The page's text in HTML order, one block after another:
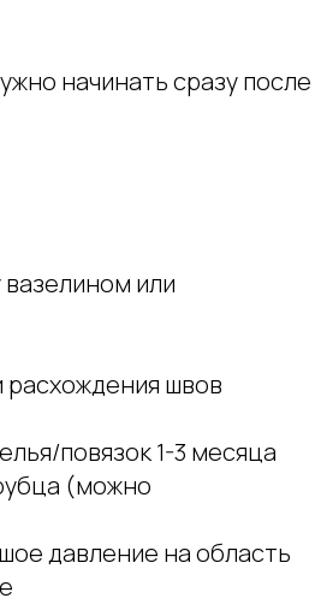
начинать сразу после
или
расхождения швов
повязок 1-3 месяца
(можно
давление на область